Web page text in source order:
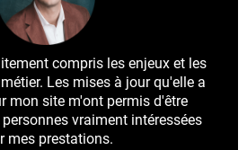
compris les enjeux et les
Les mises à jour qu'elle a
mon site m'ont permis d'être
vraiment intéressées
mes prestations.